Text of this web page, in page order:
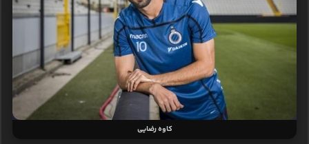
کاوه رضایی